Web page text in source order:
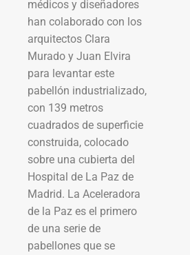
médicos y diseñadores
han colaborado con los
arquitectos Clara
Murado y Juan Elvira
para levantar este
pabellón industrializado,
con 139 metros
cuadrados de superficie
construida, colocado
sobre una cubierta del
Hospital de La Paz de
Madrid. La Aceleradora
de la Paz es el primero
de una serie de
pabellones que se